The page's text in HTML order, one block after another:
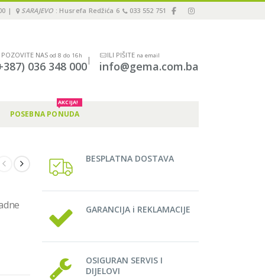
| SARAJEVO : Husrefa Redžića 6 033 552 751
POZOVITE NAS od 8 do 16h
036 348 000|
ILI PIŠITE na email
info@gema.com.ba
POSEBNA PONUDA
AKCIJA!
BESPLATNA DOSTAVA
GARANCIJA i REKLAMACIJE
OSIGURAN SERVIS I
DIJELOVI